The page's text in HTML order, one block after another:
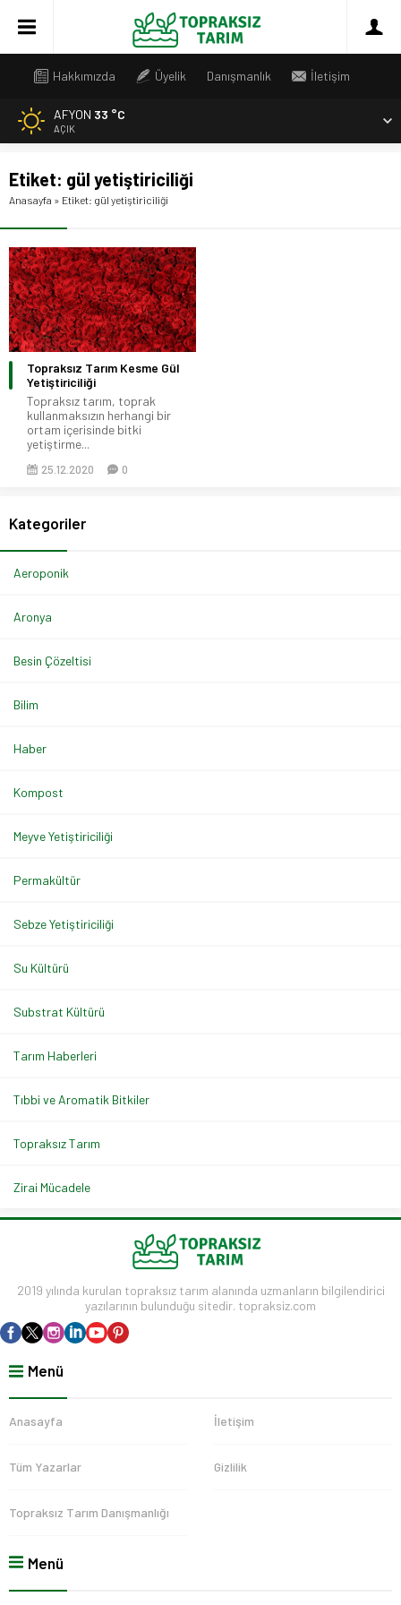
Hakkımızda Üyelik Danışmanlık İletişim
AFYON 33 °C
AÇIK
Etiket: gül yetiştiriciliği
Anasayfa » Etiket: gül yetiştiriciliği
Topraksız Tarım Kesme Gül
Yetiştiriciliği
Topraksız tarım, toprak
kullanmaksızın herhangi bir
ortam içerisinde bitki
yetiştirme...
25.12.2020 0
Kategoriler
Aeroponik
Aronya
Besin Çözeltisi
Bilim
Haber
Kompost
Meyve Yetiştiriciliği
Permakültür
Sebze Yetiştiriciliği
Su Kültürü
Substrat Kültürü
Tarım Haberleri
Tıbbi ve Aromatik Bitkiler
Topraksız Tarım
Zirai Mücadele
2019 yılında kurulan topraksız tarım alanında uzmanların bilgilendirici
yazılarının bulunduğu sitedir. topraksiz.com
Menü
Anasayfa İletişim
Tüm Yazarlar Gizlilik
Topraksız Tarım Danışmanlığı
Menü